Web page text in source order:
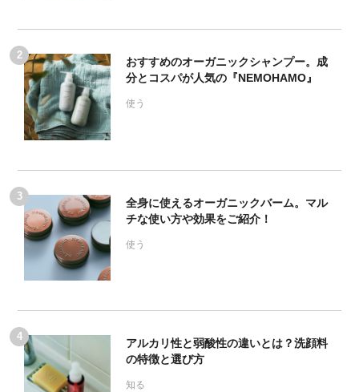
おすすめのオーガニックシャンプー。成
分とコスパが人気の『NEMOHAMO』
使う
全身に使えるオーガニックバーム。マル
チな使い方や効果をご紹介！
使う
アルカリ性と弱酸性の違いとは？洗顔料
の特徴と選び方
知る